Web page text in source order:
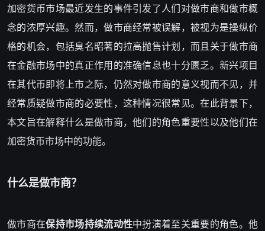
加密货币市场最近发生的事件引发了人们对做市商和做市概
念的浓厚兴趣。然而，做市商经常被误解，被视为是操纵价
格的机会，包括臭名昭著的拉高抛售计划，而且关于做市商
在金融市场中的真正作用的准确信息也十分匮乏。新兴项目
在其代币即将上市之际，仍然对做市商的意义视而不见，并
经常质疑做市商的必要性，这种情况很常见。在此背景下，
本文旨在解释什么是做市商，他们的角色重要性以及他们在
加密货币市场中的功能。
什么是做市商？
做市商在保持市场持续流动性中扮演着至关重要的角色。他